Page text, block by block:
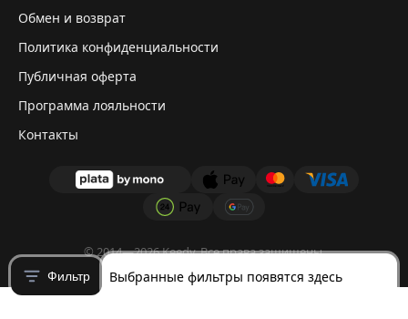
Фильтр Выбранные фильтры появятся здесь
Обмен и возврат
Политика конфиденциальности
Публичная оферта
Программа лояльности
Контакты
© 2014—2026 Keedy. Все права защищены.